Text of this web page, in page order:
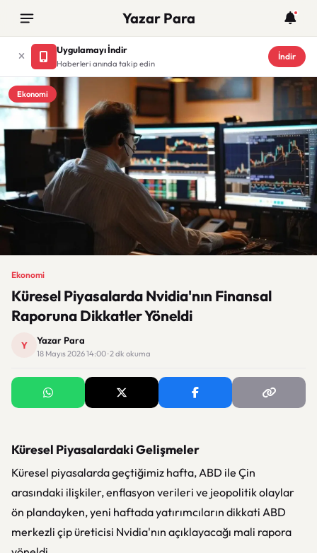
Yazar Para
Uygulamayı İndir
Haberleri anında takip edin
İndir
Ekonomi
Ekonomi
Küresel Piyasalarda Nvidia'nın Finansal
Raporuna Dikkatler Yöneldi
Y Yazar Para
18 Mayıs 2026 14:00 · 2 dk okuma
Küresel Piyasalardaki Gelişmeler
Küresel piyasalarda geçtiğimiz hafta, ABD ile Çin
arasındaki ilişkiler, enflasyon verileri ve jeopolitik olaylar
ön plandayken, yeni haftada yatırımcıların dikkati ABD
merkezli çip üreticisi Nvidia'nın açıklayacağı mali rapora